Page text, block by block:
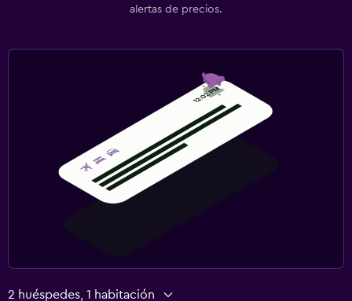
alertas de precios.
2 huéspedes, 1 habitación